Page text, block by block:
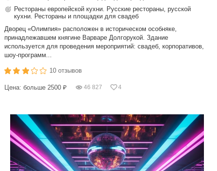
Рестораны европейской кухни. Русские рестораны, русской
кухни. Рестораны и площадки для свадеб
Дворец «Олимпия» расположен в историческом особняке,
принадлежавшем княгине Варваре Долгорукой. Здание
используется для проведения мероприятий: свадеб, корпоративов,
шоу-программ...
10 отзывов
Цена: больше 2500 ₽ 46 827 4